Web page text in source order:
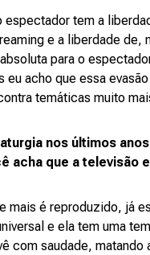
tem a
e a liberdade de,
para o
acho que essa
temáticas muito
nos últimos
acha que a televisão
mais é reproduzido, já
e ela tem uma
com saudade,